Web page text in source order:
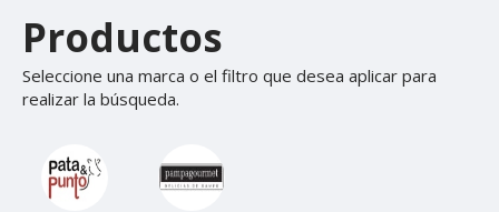
Productos
Seleccione una marca o el filtro que desea aplicar para
realizar la búsqueda.